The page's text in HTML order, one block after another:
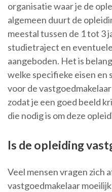
organisatie waar je de
algemeen duurt de
meestal tussen de 1 tot 3
studietraject en
aangeboden. Het is
welke specifieke eisen
voor de
zodat je een goed beeld
die nodig is om deze
Is de opleiding
Veel mensen vragen zich
vastgoedmakelaar